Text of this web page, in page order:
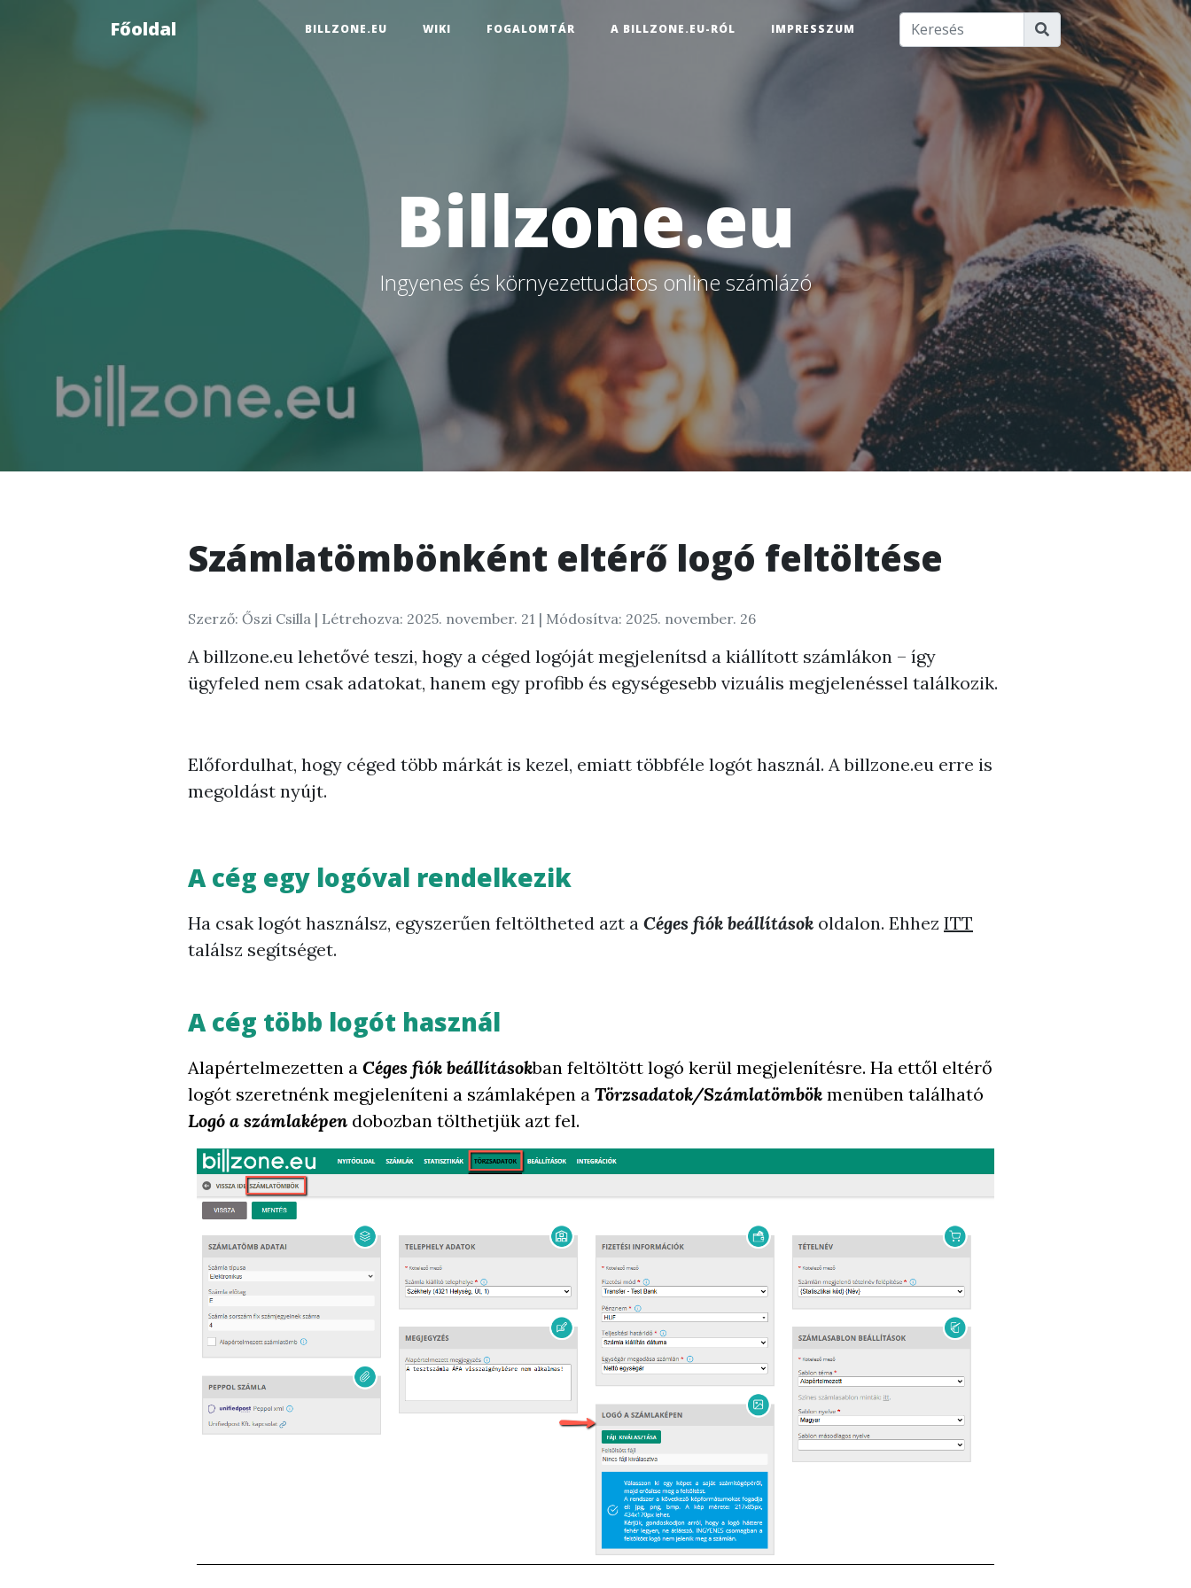
Főoldal BILLZONE.EU WIKI FOGALOMTÁR A BILLZONE.EU-RÓL IMPRESSZUM
Billzone.eu
Ingyenes és környezettudatos online számlázó
Számlatömbönként eltérő logó feltöltése
Szerző: Őszi Csilla | Létrehozva: 2025. november. 21 | Módosítva: 2025. november. 26
A billzone.eu lehetővé teszi, hogy a céged logóját megjelenítsd a kiállított számlákon – így
ügyfeled nem csak adatokat, hanem egy profibb és egységesebb vizuális megjelenéssel találkozik.
Előfordulhat, hogy céged több márkát is kezel, emiatt többféle logót használ. A billzone.eu erre is
megoldást nyújt.
A cég egy logóval rendelkezik
Ha csak logót használsz, egyszerűen feltöltheted azt a Céges fiók beállítások oldalon. Ehhez ITT
találsz segítséget.
A cég több logót használ
Alapértelmezetten a Céges fiók beállításokban feltöltött logó kerül megjelenítésre. Ha ettől eltérő
logót szeretnénk megjeleníteni a számlaképen a Törzsadatok/Számlatömbök menüben található
Logó a számlaképen dobozban tölthetjük azt fel.